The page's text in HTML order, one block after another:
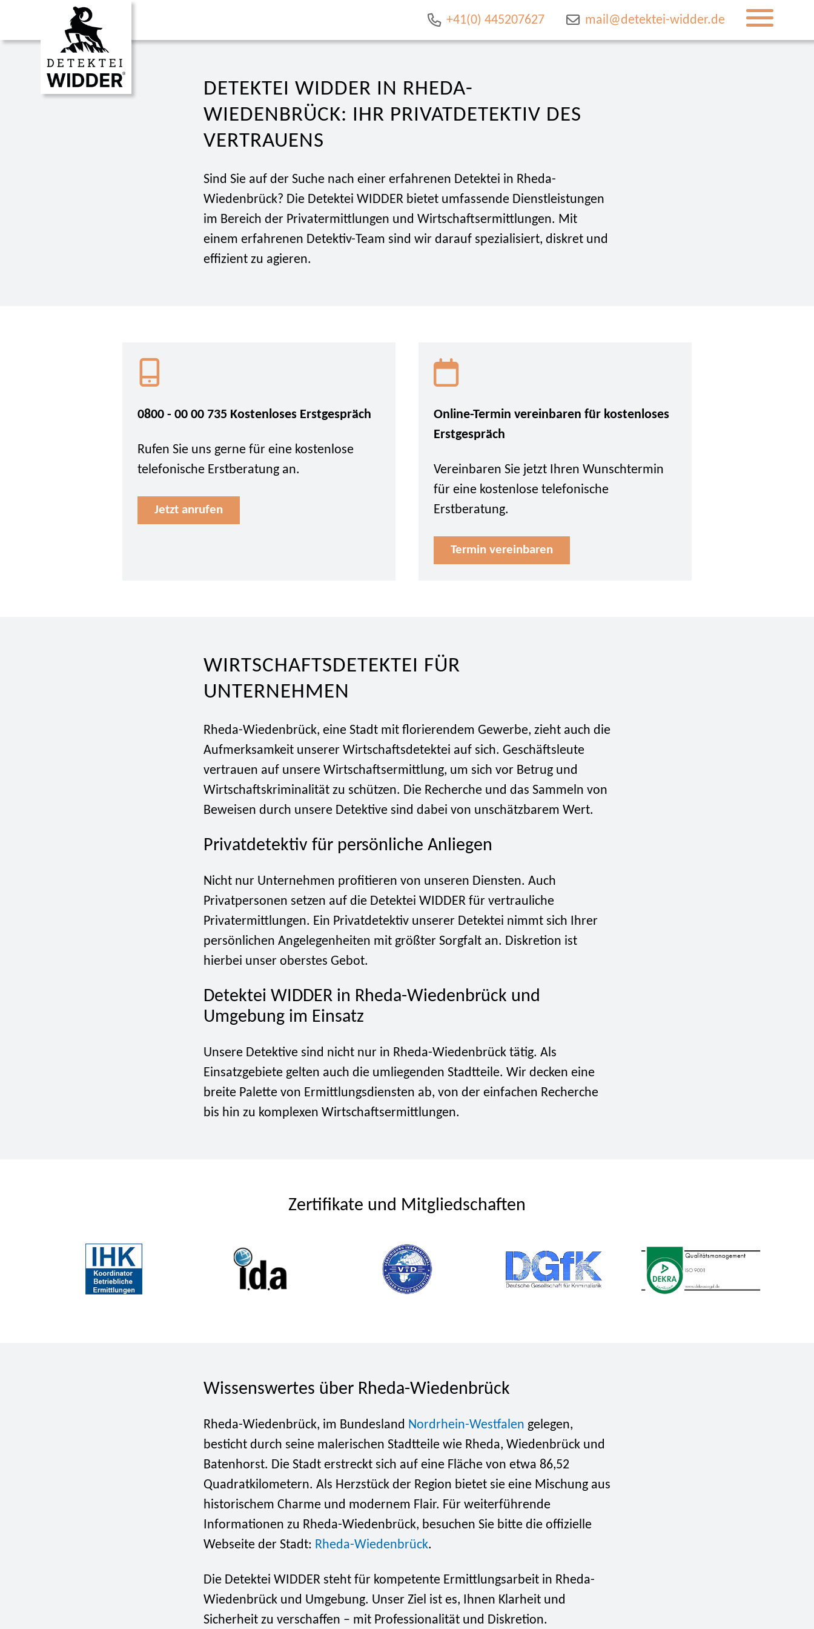
+41(0) 445207627 mail@detektei-widder.de
DETEKTEI WIDDER IN RHEDA-
WIEDENBRÜCK: IHR PRIVATDETEKTIV DES
VERTRAUENS
Sind Sie auf der Suche nach einer erfahrenen Detektei in Rheda-
Wiedenbrück? Die Detektei WIDDER bietet umfassende Dienstleistungen
im Bereich der Privatermittlungen und Wirtschaftsermittlungen. Mit
einem erfahrenen Detektiv-Team sind wir darauf spezialisiert, diskret und
effizient zu agieren.
0800 - 00 00 735 Kostenloses Erstgespräch
Rufen Sie uns gerne für eine kostenlose
telefonische Erstberatung an.
Jetzt anrufen
Online-Termin vereinbaren für kostenloses
Erstgespräch
Vereinbaren Sie jetzt Ihren Wunschtermin
für eine kostenlose telefonische
Erstberatung.
Termin vereinbaren
WIRTSCHAFTSDETEKTEI FÜR
UNTERNEHMEN
Rheda-Wiedenbrück, eine Stadt mit florierendem Gewerbe, zieht auch die
Aufmerksamkeit unserer Wirtschaftsdetektei auf sich. Geschäftsleute
vertrauen auf unsere Wirtschaftsermittlung, um sich vor Betrug und
Wirtschaftskriminalität zu schützen. Die Recherche und das Sammeln von
Beweisen durch unsere Detektive sind dabei von unschätzbarem Wert.
Privatdetektiv für persönliche Anliegen
Nicht nur Unternehmen profitieren von unseren Diensten. Auch
Privatpersonen setzen auf die Detektei WIDDER für vertrauliche
Privatermittlungen. Ein Privatdetektiv unserer Detektei nimmt sich Ihrer
persönlichen Angelegenheiten mit größter Sorgfalt an. Diskretion ist
hierbei unser oberstes Gebot.
Detektei WIDDER in Rheda-Wiedenbrück und
Umgebung im Einsatz
Unsere Detektive sind nicht nur in Rheda-Wiedenbrück tätig. Als
Einsatzgebiete gelten auch die umliegenden Stadtteile. Wir decken eine
breite Palette von Ermittlungsdiensten ab, von der einfachen Recherche
bis hin zu komplexen Wirtschaftsermittlungen.
Zertifikate und Mitgliedschaften
Wissenswertes über Rheda-Wiedenbrück
Rheda-Wiedenbrück, im Bundesland Nordrhein-Westfalen gelegen,
besticht durch seine malerischen Stadtteile wie Rheda, Wiedenbrück und
Batenhorst. Die Stadt erstreckt sich auf eine Fläche von etwa 86,52
Quadratkilometern. Als Herzstück der Region bietet sie eine Mischung aus
historischem Charme und modernem Flair. Für weiterführende
Informationen zu Rheda-Wiedenbrück, besuchen Sie bitte die offizielle
Webseite der Stadt: Rheda-Wiedenbrück.
Die Detektei WIDDER steht für kompetente Ermittlungsarbeit in Rheda-
Wiedenbrück und Umgebung. Unser Ziel ist es, Ihnen Klarheit und
Sicherheit zu verschaffen – mit Professionalität und Diskretion.